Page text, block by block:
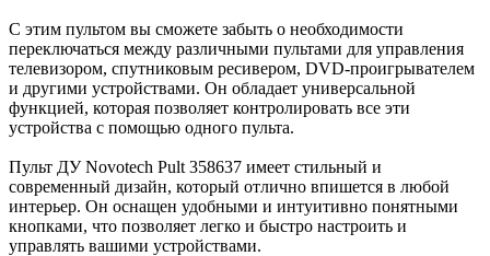
С этим пультом вы сможете забыть о необходимости
переключаться между различными пультами для управления
телевизором, спутниковым ресивером, DVD-проигрывателем
и другими устройствами. Он обладает универсальной
функцией, которая позволяет контролировать все эти
устройства с помощью одного пульта.
Пульт ДУ Novotech Pult 358637 имеет стильный и
современный дизайн, который отлично впишется в любой
интерьер. Он оснащен удобными и интуитивно понятными
кнопками, что позволяет легко и быстро настроить и
управлять вашими устройствами.